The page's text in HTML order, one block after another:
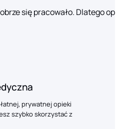
się pracowało. Dlatego
prywatnej opieki
szybko skorzystać z